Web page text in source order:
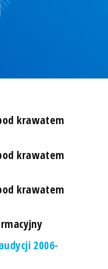
krawatem
krawatem
krawatem
2006-